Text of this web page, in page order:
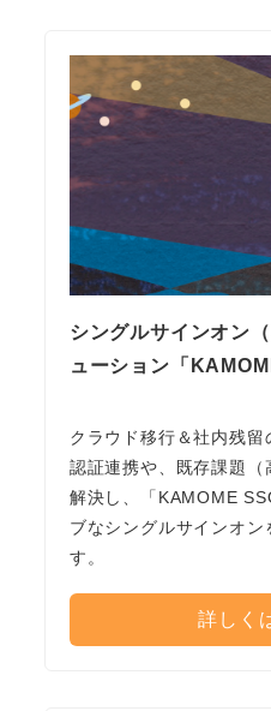
シングルサインオン
ューション「
クラウド移行＆社内残
認証連携や、既存課題
解決し、「KAMOME
ブなシングルサインオン
す。
詳しく